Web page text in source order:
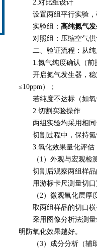
2.对比组设计
设置两组平行实验，
实验组： 高纯氮气
对照组：压缩空气供
二、验证流程：从纯
1.氮气纯度确认（前
开启氮气发生器，稳定
≤10ppm）；
若纯度不达标（如氧含
2.切割实验操作
两组实验均采用相同
切割过程中，保持氮
3.氧化效果量化评估
（1）外观与宏观检
切割后观察两组样品
用游标卡尺测量切口
（2）微观氧化层厚
取两组样品的切口横
采用图像分析法测量氧
明防氧化效果越好。
（3）成分分析（辅